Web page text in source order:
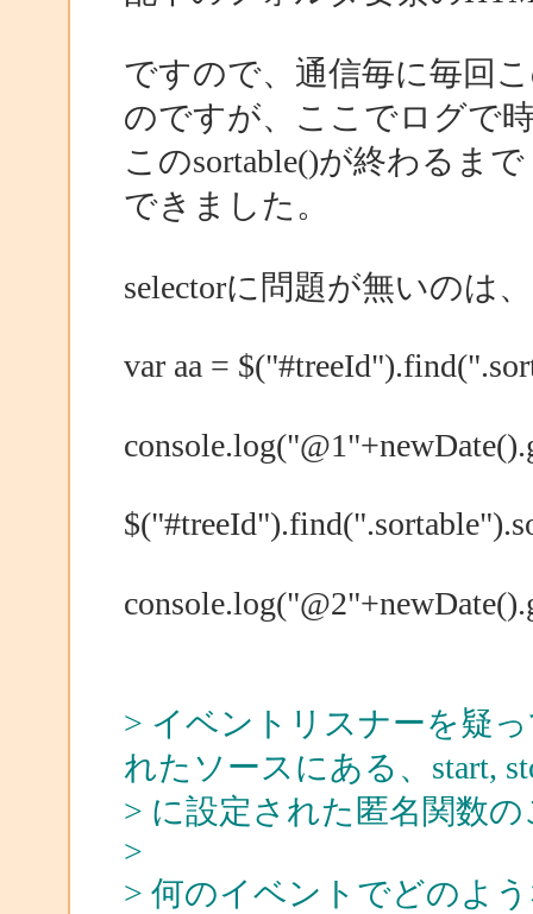
ですので、通信毎に毎回
のですが、ここでログで
このsortable()が終わるま
できました。
selectorに問題が無いのは
var aa =
> イベントリスナーを疑
れたソースにある、start,
> に設定された匿名関数
>
> 何のイベントでどのよ